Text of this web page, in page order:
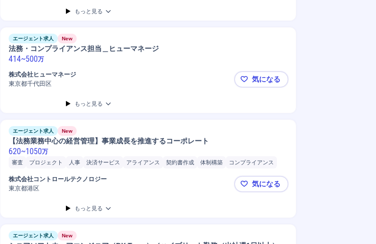
もっと見る
エージェント求人 New
法務・コンプライアンス担当＿ヒューマネージ
414~500万
株式会社ヒューマネージ
東京都千代田区
法務・コンプライアンス担当＿
気になる
もっと見る
エージェント求人 New
【法務業務中心の経営管理】事業成長を推進するコーポレート
620~1050万
審査 プロジェクト 人事 決済サービス アライアンス 契約書作成 体制構築
コンプライアンス
分析
株式会社コントロールテクノロジー
東京都港区
【法務業務中心の経営管理】
気になる
もっと見る
エージェント求人 New